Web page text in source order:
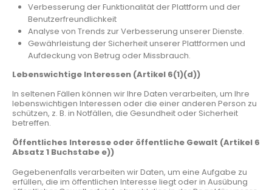
Verbesserung der Funktionalität der Plattform und der
Benutzerfreundlichkeit
Analyse von Trends zur Verbesserung unserer Dienste.
Gewährleistung der Sicherheit unserer Plattformen und
Aufdeckung von Betrug oder Missbrauch.
Lebenswichtige Interessen (Artikel 6(1)(d))
In seltenen Fällen können wir Ihre Daten verarbeiten, um Ihre
lebenswichtigen Interessen oder die einer anderen Person zu
schützen, z. B. in Notfällen, die Gesundheit oder Sicherheit
betreffen.
Öffentliches Interesse oder öffentliche Gewalt (Artikel 6
Absatz 1 Buchstabe e))
Gegebenenfalls verarbeiten wir Daten, um eine Aufgabe zu
erfüllen, die im öffentlichen Interesse liegt oder in Ausübung